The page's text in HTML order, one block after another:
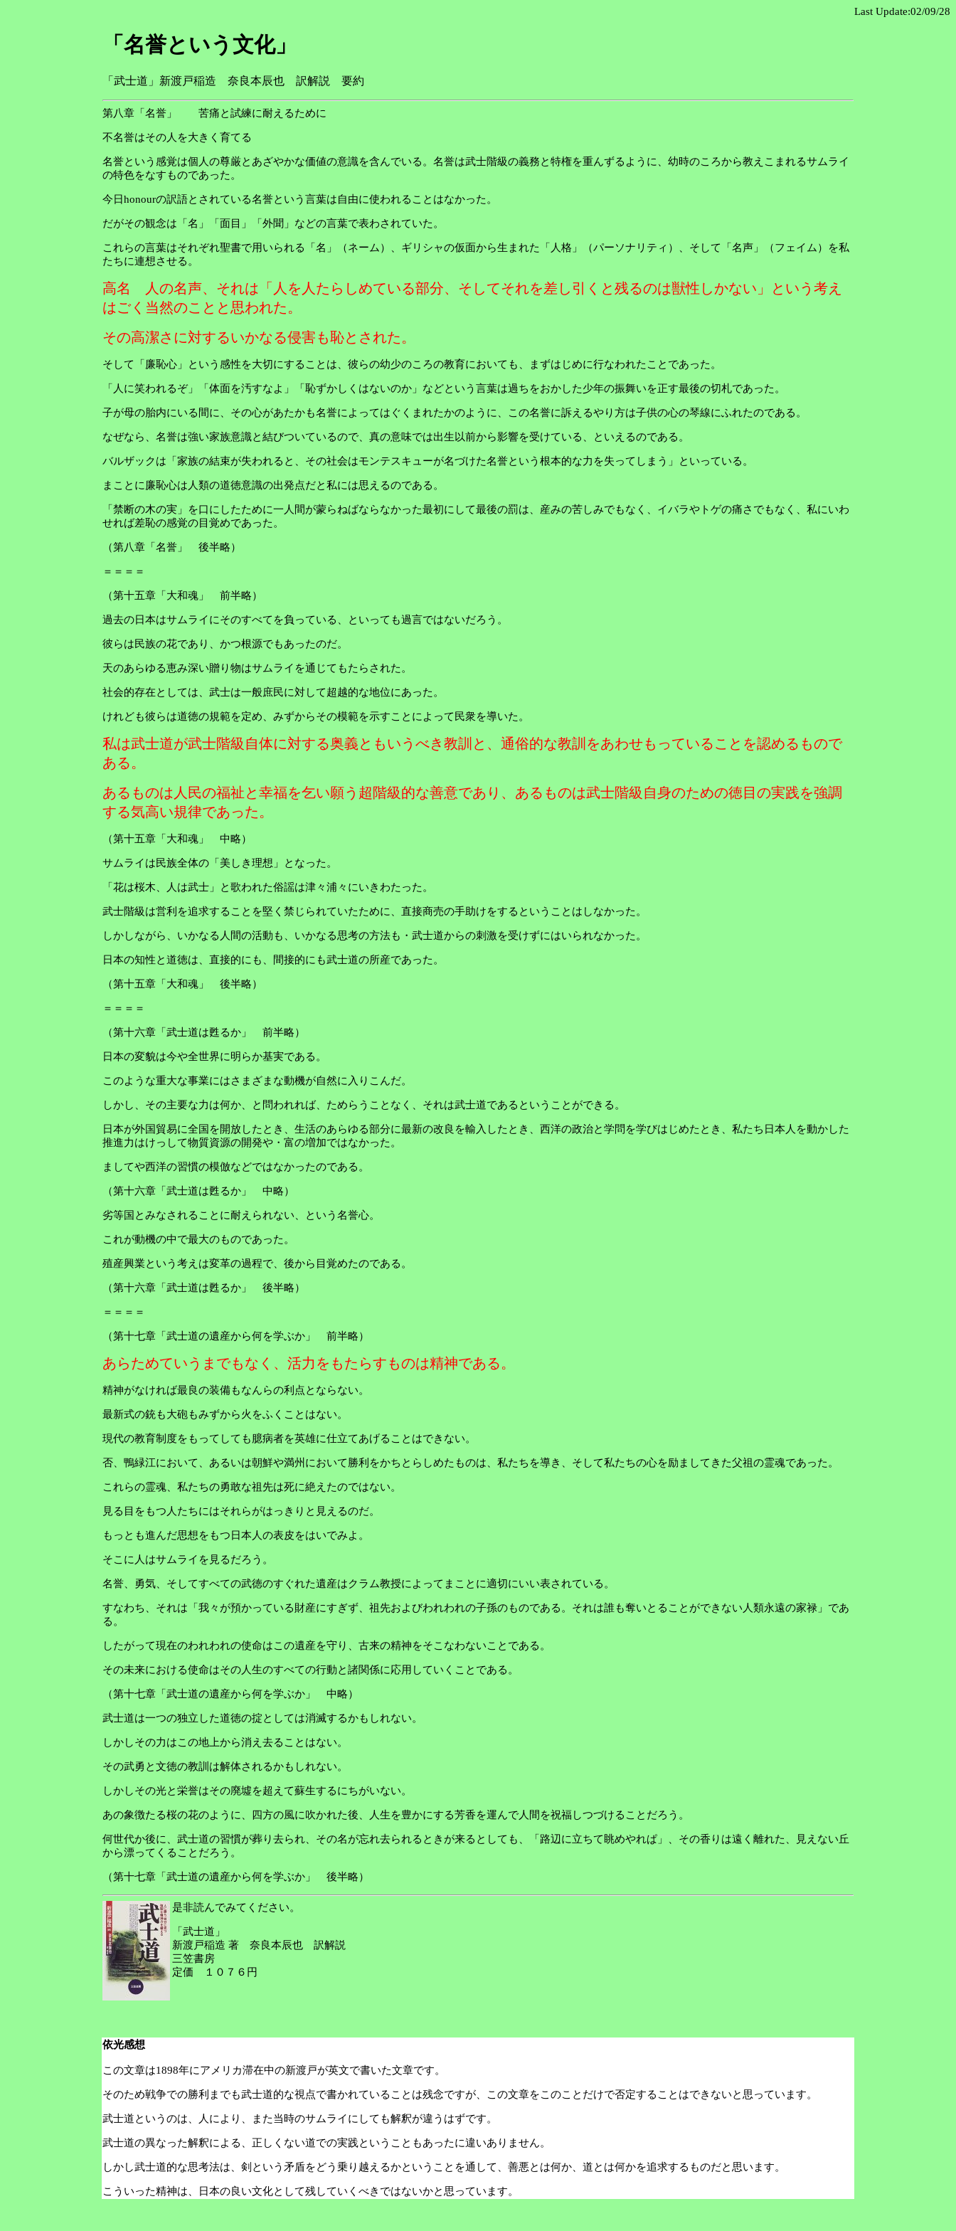
Last Update:02/09/28
「名誉という文化」
「武士道」新渡戸稲造 奈良本辰也 訳解説 要約
第八章「名誉」 苦痛と試練に耐えるために
不名誉はその人を大きく育てる
名誉という感覚は個人の尊厳とあざやかな価値の意識を含んでいる。名誉は武士階級の義務と特権を重んずるように、幼時のころから教えこまれるサムライ
の特色をなすものであった。
今日honourの訳語とされている名誉という言葉は自由に使われることはなかった。
だがその観念は「名」「面目」「外聞」などの言葉で表わされていた。
これらの言葉はそれぞれ聖書で用いられる「名」（ネーム）、ギリシャの仮面から生まれた「人格」（パーソナリティ）、そして「名声」（フェイム）を私
たちに連想させる。
高名 人の名声、それは「人を人たらしめている部分、そしてそれを差し引くと残るのは獣性しかない」という考え
はごく当然のことと思われた。
その高潔さに対するいかなる侵害も恥とされた。
そして「廉恥心」という感性を大切にすることは、彼らの幼少のころの教育においても、まずはじめに行なわれたことであった。
「人に笑われるぞ」「体面を汚すなよ」「恥ずかしくはないのか」などという言葉は過ちをおかした少年の振舞いを正す最後の切札であった。
子が母の胎内にいる間に、その心があたかも名誉によってはぐくまれたかのように、この名誉に訴えるやり方は子供の心の琴線にふれたのである。
なぜなら、名誉は強い家族意識と結びついているので、真の意味では出生以前から影響を受けている、といえるのである。
バルザックは「家族の結束が失われると、その社会はモンテスキューが名づけた名誉という根本的な力を失ってしまう」といっている。
まことに廉恥心は人類の道徳意識の出発点だと私には思えるのである。
「禁断の木の実」を口にしたために一人間が蒙らねばならなかった最初にして最後の罰は、産みの苦しみでもなく、イバラやトゲの痛さでもなく、私にいわ
せれば差恥の感覚の目覚めであった。
（第八章「名誉」 後半略）
＝＝＝＝
（第十五章「大和魂」 前半略）
過去の日本はサムライにそのすべてを負っている、といっても過言ではないだろう。
彼らは民族の花であり、かつ根源でもあったのだ。
天のあらゆる恵み深い贈り物はサムライを通じてもたらされた。
社会的存在としては、武士は一般庶民に対して超越的な地位にあった。
けれども彼らは道徳の規範を定め、みずからその模範を示すことによって民衆を導いた。
私は武士道が武士階級自体に対する奥義ともいうべき教訓と、通俗的な教訓をあわせもっていることを認めるもので
ある。
あるものは人民の福祉と幸福を乞い願う超階級的な善意であり、あるものは武士階級自身のための徳目の実践を強調
する気高い規律であった。
（第十五章「大和魂」 中略）
サムライは民族全体の「美しき理想」となった。
「花は桜木、人は武士」と歌われた俗謡は津々浦々にいきわたった。
武士階級は営利を追求することを堅く禁じられていたために、直接商売の手助けをするということはしなかった。
しかしながら、いかなる人間の活動も、いかなる思考の方法も・武士道からの刺激を受けずにはいられなかった。
日本の知性と道徳は、直接的にも、間接的にも武士道の所産であった。
（第十五章「大和魂」 後半略）
＝＝＝＝
（第十六章「武士道は甦るか」 前半略）
日本の変貌は今や全世界に明らか基実である。
このような重大な事業にはさまざまな動機が自然に入りこんだ。
しかし、その主要な力は何か、と問われれば、ためらうことなく、それは武士道であるということができる。
日本が外国貿易に全国を開放したとき、生活のあらゆる部分に最新の改良を輸入したとき、西洋の政治と学問を学びはじめたとき、私たち日本人を動かした
推進力はけっして物質資源の開発や・富の増加ではなかった。
ましてや西洋の習慣の模倣などではなかったのである。
（第十六章「武士道は甦るか」 中略）
劣等国とみなされることに耐えられない、という名誉心。
これが動機の中で最大のものであった。
殖産興業という考えは変革の過程で、後から目覚めたのである。
（第十六章「武士道は甦るか」 後半略）
＝＝＝＝
（第十七章「武士道の遺産から何を学ぶか」 前半略）
あらためていうまでもなく、活力をもたらすものは精神である。
精神がなければ最良の装備もなんらの利点とならない。
最新式の銃も大砲もみずから火をふくことはない。
現代の教育制度をもってしても臆病者を英雄に仕立てあげることはできない。
否、鴨緑江において、あるいは朝鮮や満州において勝利をかちとらしめたものは、私たちを導き、そして私たちの心を励ましてきた父祖の霊魂であった。
これらの霊魂、私たちの勇敢な祖先は死に絶えたのではない。
見る目をもつ人たちにはそれらがはっきりと見えるのだ。
もっとも進んだ思想をもつ日本人の表皮をはいでみよ。
そこに人はサムライを見るだろう。
名誉、勇気、そしてすべての武徳のすぐれた遺産はクラム教授によってまことに適切にいい表されている。
すなわち、それは「我々が預かっている財産にすぎず、祖先およびわれわれの子孫のものである。それは誰も奪いとることができない人類永遠の家禄」であ
る。
したがって現在のわれわれの使命はこの遺産を守り、古来の精神をそこなわないことである。
その未来における使命はその人生のすべての行動と諸関係に応用していくことである。
（第十七章「武士道の遺産から何を学ぶか」 中略）
武士道は一つの独立した道徳の掟としては消滅するかもしれない。
しかしその力はこの地上から消え去ることはない。
その武勇と文徳の教訓は解体されるかもしれない。
しかしその光と栄誉はその廃墟を超えて蘇生するにちがいない。
あの象徴たる桜の花のように、四方の風に吹かれた後、人生を豊かにする芳香を運んで人間を祝福しつづけることだろう。
何世代か後に、武士道の習慣が葬り去られ、その名が忘れ去られるときが来るとしても、「路辺に立ちて眺めやれぱ」、その香りは遠く離れた、見えない丘
から漂ってくることだろう。
（第十七章「武士道の遺産から何を学ぶか」 後半略）
是非読んでみてください。
「武士道」
新渡戸稲造 著 奈良本辰也 訳解説
三笠書房
定価 １０７６円
依光感想
この文章は1898年にアメリカ滞在中の新渡戸が英文で書いた文章です。
そのため戦争での勝利までも武士道的な視点で書かれていることは残念ですが、この文章をこのことだけで否定することはできないと思っています。
武士道というのは、人により、また当時のサムライにしても解釈が違うはずです。
武士道の異なった解釈による、正しくない道での実践ということもあったに違いありません。
しかし武士道的な思考法は、剣という矛盾をどう乗り越えるかということを通して、善悪とは何か、道とは何かを追求するものだと思います。
こういった精神は、日本の良い文化として残していくべきではないかと思っています。